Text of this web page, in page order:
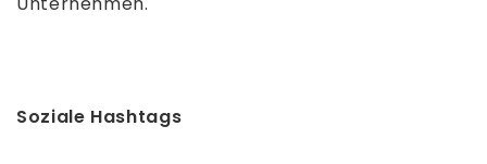
Soziale Hashtags